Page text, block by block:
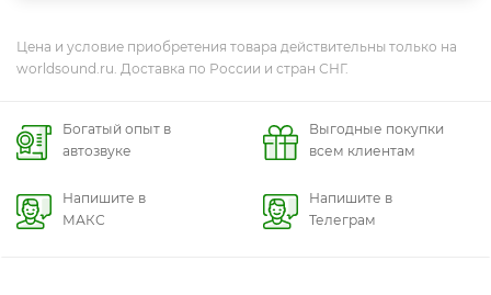
Цена и условие приобретения товара действительны только на
worldsound.ru. Доставка по России и стран СНГ.
Богатый опыт в
автозвуке
Выгодные покупки
всем клиентам
Напишите в
МАКС
Напишите в
Телеграм